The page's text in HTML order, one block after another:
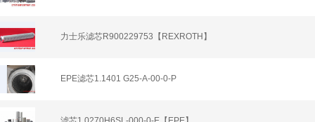
力士乐滤芯R900229753【REXROTH】
EPE滤芯1.1401 G25-A-00-0-P